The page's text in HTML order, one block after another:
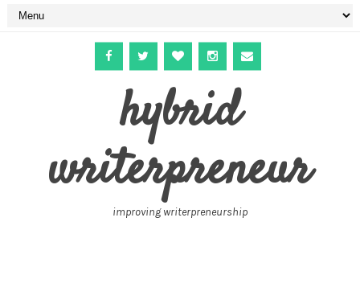
hybrid
writerpreneur
improving writerpreneurship